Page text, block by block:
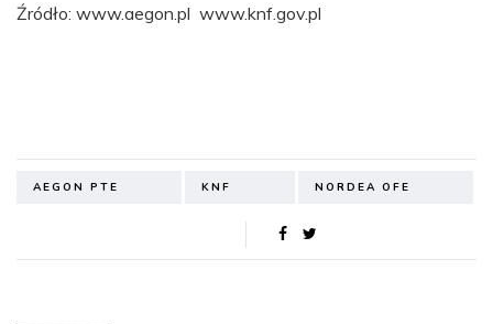
Źródło: www.aegon.pl www.knf.gov.pl
AEGON PTE KNF NORDEA OFE